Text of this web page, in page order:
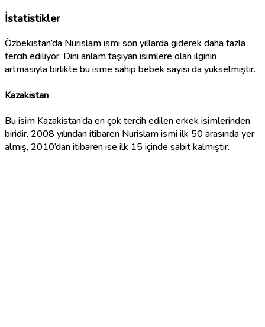
İstatistikler
Özbekistan’da Nurislam ismi son yıllarda giderek daha fazla
tercih ediliyor. Dini anlam taşıyan isimlere olan ilginin
artmasıyla birlikte bu isme sahip bebek sayısı da yükselmiştir.
Kazakistan
Bu isim Kazakistan’da en çok tercih edilen erkek isimlerinden
biridir. 2008 yılından itibaren Nurislam ismi ilk 50 arasında yer
almış, 2010’dan itibaren ise ilk 15 içinde sabit kalmıştır.